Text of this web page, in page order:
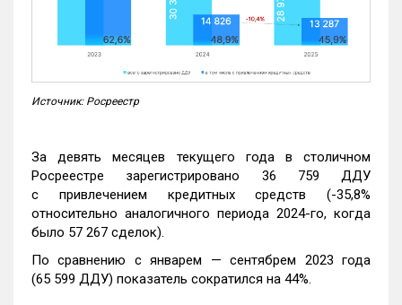
Источник: Росреестр
За девять месяцев текущего года в столичном
Росреестре зарегистрировано 36 759 ДДУ
с привлечением кредитных средств (-35,8%
относительно аналогичного периода 2024-го, когда
было 57 267 сделок).
По сравнению с январем — сентябрем 2023 года
(65 599 ДДУ) показатель сократился на 44%.